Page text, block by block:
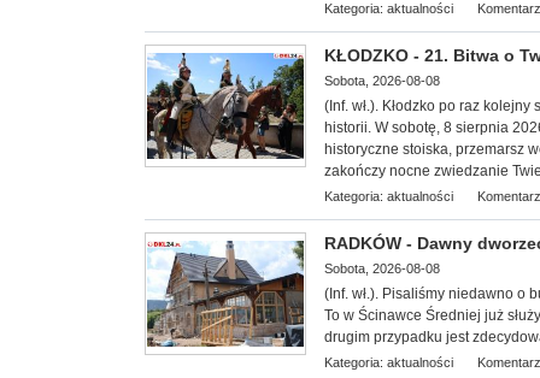
Kategoria: aktualności
KŁODZKO - 21. Bitwa o
Sobota, 2026-08-08
(Inf. wł.). Kłodzko po raz
historii. W sobotę, 8 sierpnia
historyczne stoiska, przemarsz
zakończy nocne zwiedzanie
Kategoria: aktualności
RADKÓW - Dawny
Sobota, 2026-08-08
(Inf. wł.). Pisaliśmy niedawno o
To w Ścinawce Średniej już
drugim przypadku jest
Kategoria: aktualności